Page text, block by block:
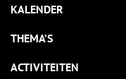
KALENDER
THEMA’S
ACTIVITEITEN